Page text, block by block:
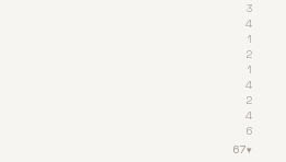
3
4
1
2
1
4
2
4
6
67▾